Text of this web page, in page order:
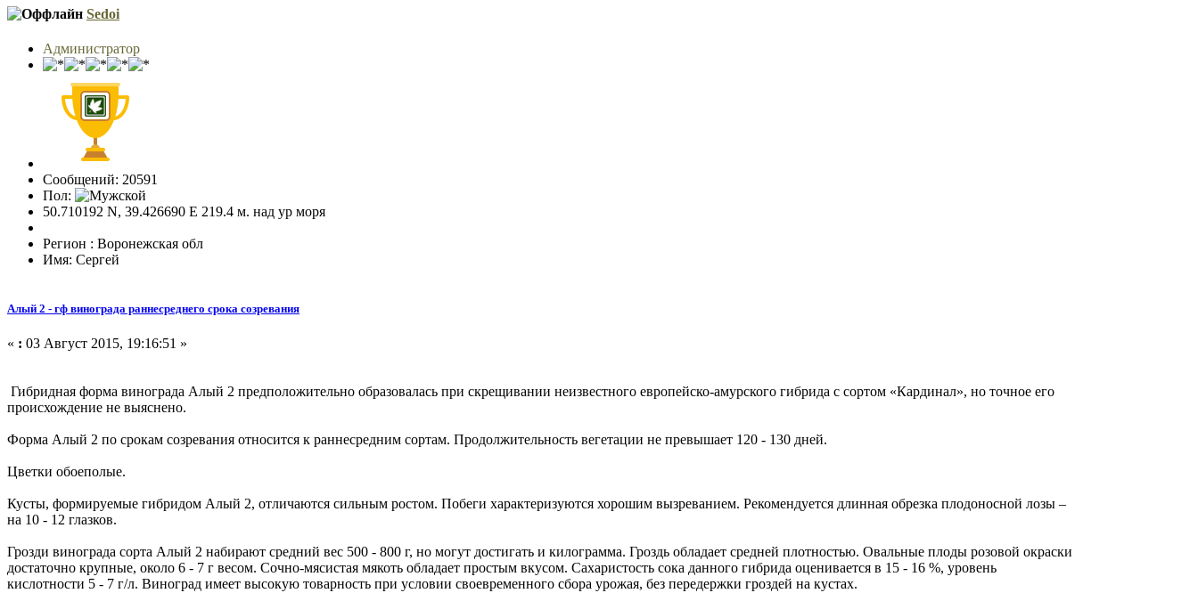
Sedoi
Администратор
Сообщений: 20591
Пол:
50.710192 N, 39.426690 E 219.4 м. над ур моря
Регион : Воронежская обл
Имя: Сергей
Алый 2 - гф винограда раннесреднего срока созревания
« : 03 Август 2015, 19:16:51 »
Гибридная форма винограда Алый 2 предположительно образовалась при скрещивании неизвестного европейско-амурского гибрида с сортом «Кардинал», но точное его
происхождение не выяснено.
Форма Алый 2 по срокам созревания относится к раннесредним сортам. Продолжительность вегетации не превышает 120 - 130 дней.
Цветки обоеполые.
Кусты, формируемые гибридом Алый 2, отличаются сильным ростом. Побеги характеризуются хорошим вызреванием. Рекомендуется длинная обрезка плодоносной лозы –
на 10 - 12 глазков.
Грозди винограда сорта Алый 2 набирают средний вес 500 - 800 г, но могут достигать и килограмма. Гроздь обладает средней плотностью. Овальные плоды розовой окраски
достаточно крупные, около 6 - 7 г весом. Сочно-мясистая мякоть обладает простым вкусом. Сахаристость сока данного гибрида оценивается в 15 - 16 %, уровень
кислотности 5 - 7 г/л. Виноград имеет высокую товарность при условии своевременного сбора урожая, без передержки гроздей на кустах.